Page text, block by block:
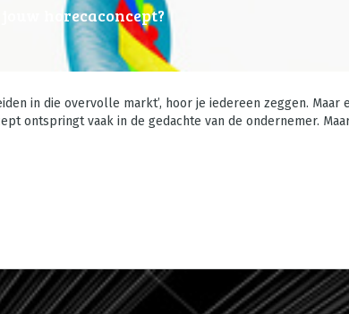
jouw horecaconcept?
in die overvolle markt’, hoor je iedereen zeggen.
ontspringt vaak in de gedachte van de ondernemer.